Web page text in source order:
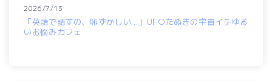
「英語で話すの、恥ずかしい…」UFOたぬきの宇宙イチゆる
いお悩みカフェ
2026/7/13